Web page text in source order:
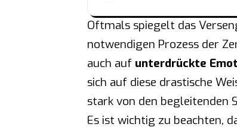
Oftmals spiegelt das
notwendigen Prozess der
auch auf unterdrückte
sich auf diese drastische
stark von den begleitenden
Es ist wichtig zu beachten,